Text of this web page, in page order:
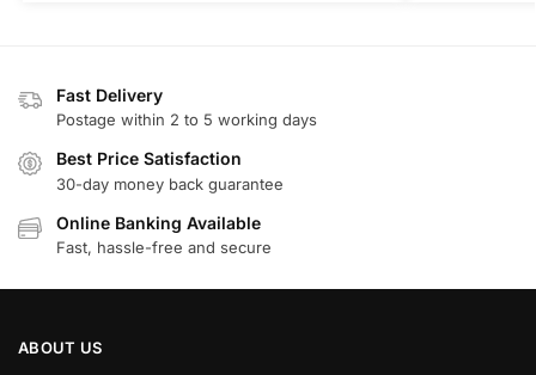
Fast Delivery
Postage within 2 to 5 working days
Best Price Satisfaction
30-day money back guarantee
Online Banking Available
Fast, hassle-free and secure
ABOUT US